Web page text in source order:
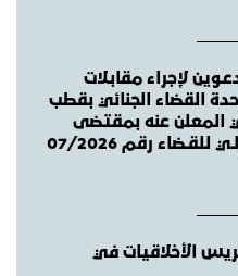
لإجراء مقابـلات
القضاء الجنائي بقطب
المعلن عنه بمقتضى
قرار المدير العام للمعهد العالـي للقـضاء رقم 07/2026
الأخلاقيات في